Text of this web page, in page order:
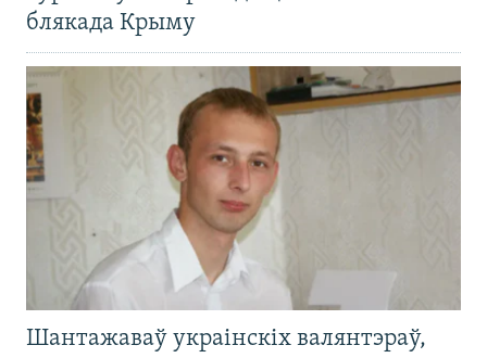
блякада Крыму
Шантажаваў украінскіх валянтэраў,